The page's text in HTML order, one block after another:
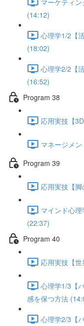
(14:12)
心理学1/2【
(18:02)
心理学2/2【
(16:52)
Program 38
応用実技【
マネージメ
Program 39
応用実技【
マインド心理
(22:37)
Program 40
応用実技【
心理学1/3【
感を保つ方法
心理学2/3【